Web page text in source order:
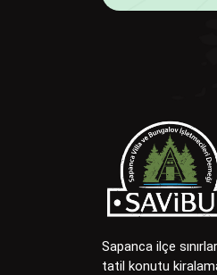
Sapanca ilçe
tatil konutu